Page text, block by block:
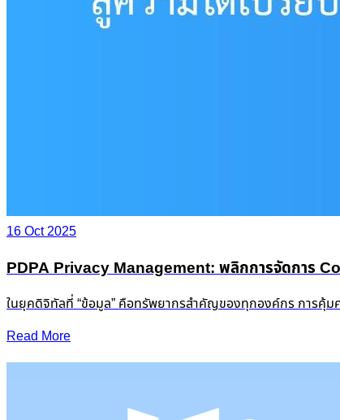
16 Oct 2025
PDPA Privacy Management: พลิกการจัดการ
ในยุคดิจิทัลที่ “ข้อมูล” คือทรัพยากรสำคัญของทุกองค์กร การคุ้ม
Read More